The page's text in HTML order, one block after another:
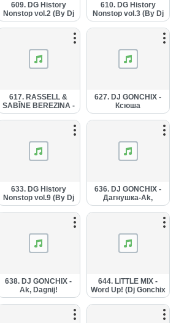
609. DG History
Nonstop vol.2 (By Dj
Gonchix -
22.02.2014.).mp3
610. DG History
Nonstop vol.3 (By Dj
Gonchix -
23.02.2014.).mp3
617. RASSELL &
SABĪNE BEREZINA -
Pretīm nākam Tev (Dj
Gonchix Red Stage
04.03.2014.).mp3
627. DJ GONCHIX -
Ксюша
(19.03.2014.).mp3
633. DG History
Nonstop vol.9 (By Dj
Gonchix -
26.03.2014.).mp3
636. DJ GONCHIX -
Дагнушка-Ak,
Dagnij! (Instrumental
- 01.04.2014.).mp3
638. DJ GONCHIX -
Ak, Dagnij!
(01.04.2014.).mp3
644. LITTLE MIX -
Word Up! (Dj Gonchix
Aerobic Mashup
Remix -